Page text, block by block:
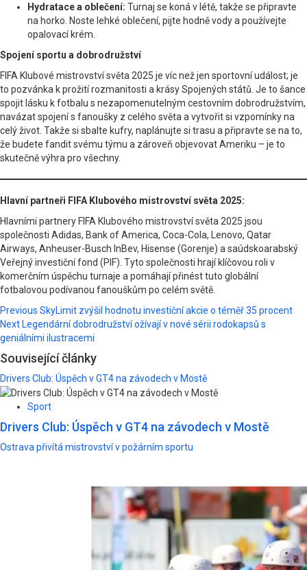
Hydratace a oblečení: Turnaj se koná v létě, takže se připravte
na horko. Noste lehké oblečení, pijte hodně vody a používejte
opalovací krém.
Spojení sportu a dobrodružství
FIFA Klubové mistrovství světa 2025 je víc než jen sportovní událost; je
to pozvánka k prožití rozmanitosti a krásy Spojených států. Je to šance
spojit lásku k fotbalu s nezapomenutelným cestovním dobrodružstvím,
navázat spojení s fanoušky z celého světa a vytvořit si vzpomínky na
celý život. Takže si sbalte kufry, naplánujte si trasu a připravte se na to,
že budete fandit svému týmu a zároveň objevovat Ameriku – je to
skutečně výhra pro všechny.
Hlavní partneři FIFA Klubového mistrovství světa 2025:
Hlavními partnery FIFA Klubového mistrovství světa 2025 jsou
společnosti Adidas, Bank of America, Coca-Cola, Lenovo, Qatar
Airways, Anheuser-Busch InBev, Hisense (Gorenje) a saúdskoarabský
Veřejný investiční fond (PIF). Tyto společnosti hrají klíčovou roli v
komerčním úspěchu turnaje a pomáhají přinést tuto globální
fotbalovou podívanou fanouškům po celém světě.
Post
navigation
Previous SkyLimit zvýšil hodnotu investiční akcie o téměř 35 procent
NextLegendární dobrodružství ožívají v nové sérii rodokapsů s
geniálními ilustracemi
Související články
Drivers Club: Úspěch v GT4 na závodech v Mostě
Sport
Drivers Club: Úspěch v GT4 na závodech v Mostě
Ostrava přivítá mistrovství v požárním sportu